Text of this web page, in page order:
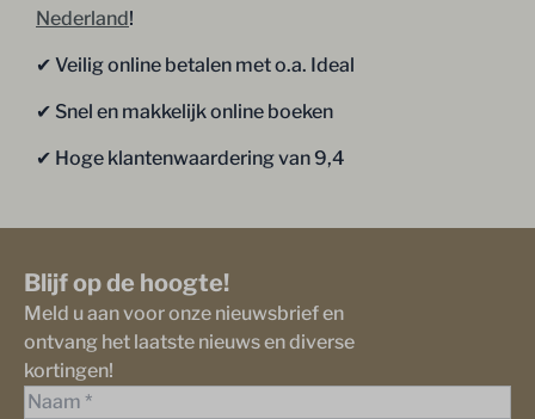
Nederland!
✔︎ Veilig online betalen met o.a. Ideal
✔︎ Snel en makkelijk online boeken
✔︎ Hoge klantenwaardering van 9,4
Blijf op de hoogte!
Meld u aan voor onze nieuwsbrief en
ontvang het laatste nieuws en diverse
kortingen!